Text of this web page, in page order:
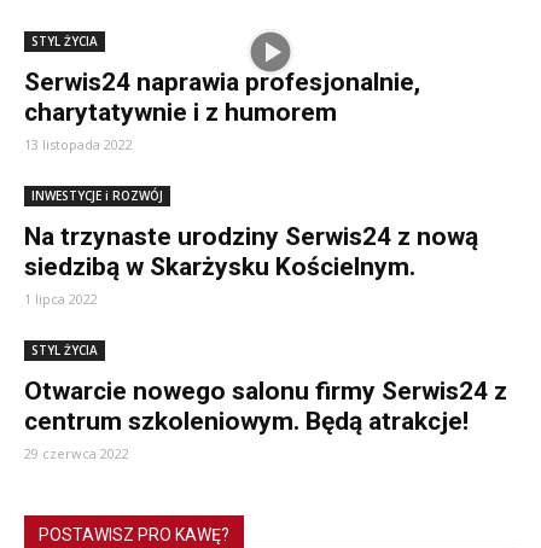
STYL ŻYCIA
Serwis24 naprawia profesjonalnie,
charytatywnie i z humorem
13 listopada 2022
INWESTYCJE i ROZWÓJ
Na trzynaste urodziny Serwis24 z nową
siedzibą w Skarżysku Kościelnym.
1 lipca 2022
STYL ŻYCIA
Otwarcie nowego salonu firmy Serwis24 z
centrum szkoleniowym. Będą atrakcje!
29 czerwca 2022
POSTAWISZ PRO KAWĘ?